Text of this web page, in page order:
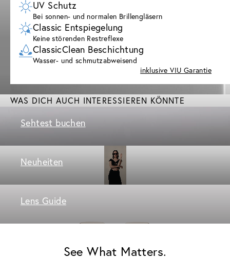
UV Schutz
Bei sonnen- und normalen Brillengläsern
Classic Entspiegelung
Keine störenden Restreflexe
ClassicClean Beschichtung
Wasser- und schmutzabweisend
inklusive VIU Garantie
WAS DICH AUCH INTERESSIEREN KÖNNTE
Sehtest buchen
Neuheiten
Lens Guide
See What Matters.